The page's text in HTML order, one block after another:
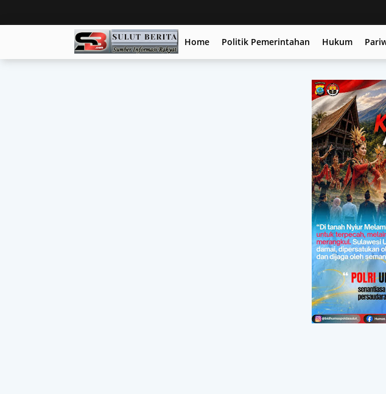
Home Politik Pemerintahan Hukum